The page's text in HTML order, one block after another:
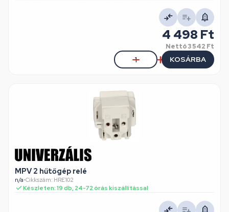
4 498 Ft
Nettó3 542 Ft
KOSÁRBA
MPV 2 hűtőgép relé
n/a•Cikkszám: HRE102
Készleten: 19 db, 24-72 órás kiszállítással